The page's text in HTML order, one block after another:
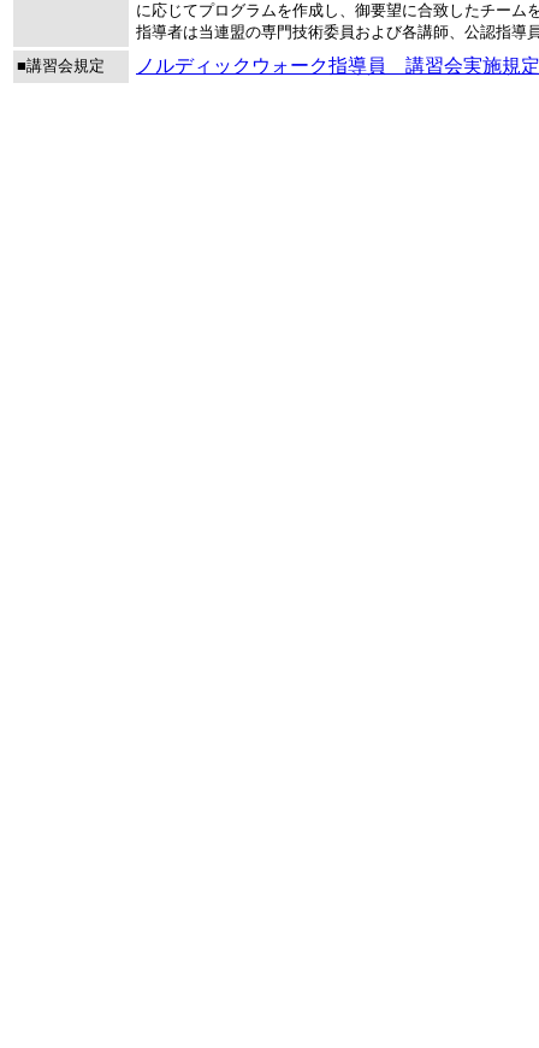
に応じてプログラムを作成し、御要望に合致したチーム
指導者は当連盟の専門技術委員および各講師、公認指導
■講習会規定
ノルディックウォーク指導員 講習会実施規定